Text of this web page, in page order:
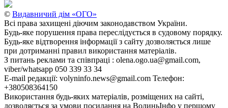
© Видавничий дім «ОГО»
Всі права захищені діючим законодавством України.
Будь-яке порушення права переслідується в судовому порядку.
Будь-яке відтворення інформації з сайту дозволяється лише
при дотриманні правил використання матеріалів.
З питань реклами та співпраці : olena.ogo.ua@gmail.com,
viber/whatsapp 050 339 33 34
E-mail редакції: volyninfo.news@gmail.com Телефон:
+380508364150
Використання будь-яких матеріалів, розміщених на сайті,
дозволяється за умови посилання на ВолиньІнфо у першому